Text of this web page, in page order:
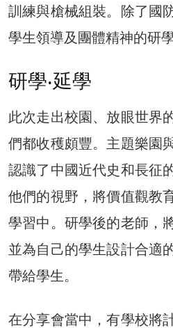
訓練與槍械組裝。除了國
學生領導及團體精神的研學
研學‧延學
此次走出校園、放眼世界
們都收穫頗豐。主題樂園
認識了中國近代史和長征
他們的視野，將價值觀教
學習中。研學後的老師，
並為自己的學生設計合適
帶給學生。
在分享會當中，有學校將